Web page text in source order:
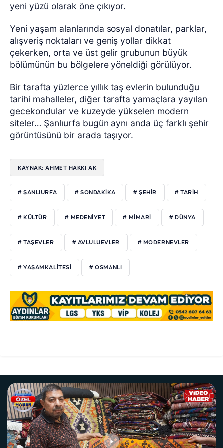
yeni yüzü olarak öne çıkıyor.
Yeni yaşam alanlarında sosyal donatılar, parklar,
alışveriş noktaları ve geniş yollar dikkat
çekerken, orta ve üst gelir grubunun büyük
bölümünün bu bölgelere yöneldiği görülüyor.
Bir tarafta yüzlerce yıllık taş evlerin bulunduğu
tarihi mahalleler, diğer tarafta yamaçlara yayılan
gecekondular ve kuzeyde yükselen modern
siteler… Şanlıurfa bugün aynı anda üç farklı şehir
görüntüsünü bir arada taşıyor.
KAYNAK: AHMET HAKKI AK
# ŞANLIURFA # SONDAKIKA # ŞEHIR # TARIH
# KÜLTÜR # MEDENIYET # MIMARI # DÜNYA
# TAŞEVLER # AVLULUEVLER # MODERNEVLER
# YAŞAMKALITESI # OSMANLI